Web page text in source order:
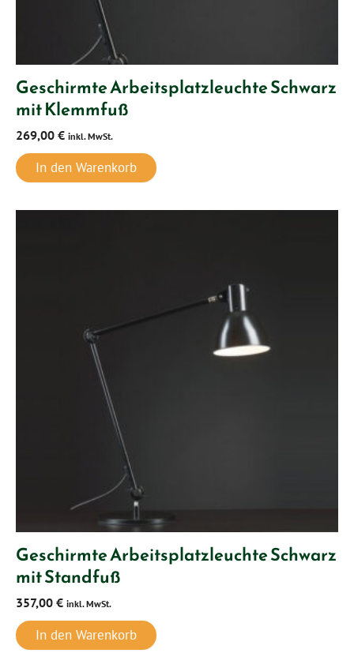
Geschirmte Arbeitsplatzleuchte Schwarz
mit Klemmfuß
269,00 € inkl. MwSt.
In den Warenkorb
Geschirmte Arbeitsplatzleuchte Schwarz
mit Standfuß
357,00 € inkl. MwSt.
In den Warenkorb